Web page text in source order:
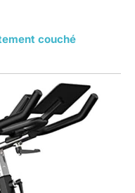
couché